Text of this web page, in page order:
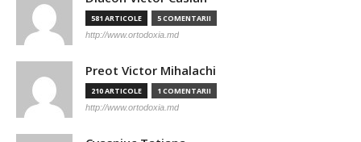
581 ARTICOLE 5 COMENTARII
http://www.ortodoxia.md
Preot Victor Mihalachi
210 ARTICOLE 1 COMENTARII
http://www.ortodoxia.md